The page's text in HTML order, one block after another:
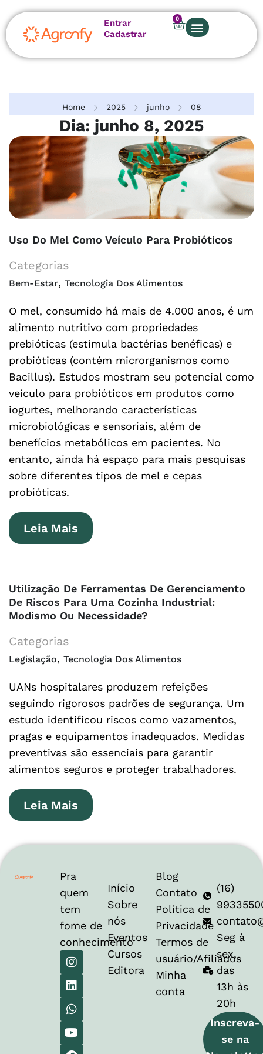
Entrar
Cadastrar
0
Home 2025 junho 08
Dia: junho 8, 2025
Uso Do Mel Como Veículo Para Probióticos
Categorias
Bem-Estar, Tecnologia Dos Alimentos
O mel, consumido há mais de 4.000 anos, é um
alimento nutritivo com propriedades
prebióticas (estimula bactérias benéficas) e
probióticas (contém microrganismos como
Bacillus). Estudos mostram seu potencial como
veículo para probióticos em produtos como
iogurtes, melhorando características
microbiológicas e sensoriais, além de
benefícios metabólicos em pacientes. No
entanto, ainda há espaço para mais pesquisas
sobre diferentes tipos de mel e cepas
probióticas.
Leia Mais
Utilização De Ferramentas De Gerenciamento
De Riscos Para Uma Cozinha Industrial:
Modismo Ou Necessidade?
Categorias
Legislação, Tecnologia Dos Alimentos
UANs hospitalares produzem refeições
seguindo rigorosos padrões de segurança. Um
estudo identificou riscos como vazamentos,
pragas e equipamentos inadequados. Medidas
preventivas são essenciais para garantir
alimentos seguros e proteger trabalhadores.
Leia Mais
Pra
quem
tem
fome de
conhecimento
Início
Sobre
nós
Eventos
Cursos
Editora
Blog
Contato
Política de
Privacidade
Termos de
usuário/Afiliados
Minha
conta
(16)
Seg à
sex,
das
13h às
20h
Inscreva-
se na